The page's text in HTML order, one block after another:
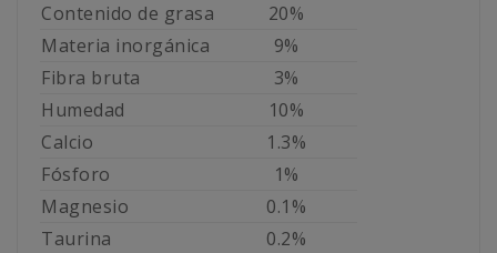
Contenido de grasa
20%
Materia inorgánica
9%
Fibra bruta
3%
Humedad
10%
Calcio
1.3%
Fósforo
1%
Magnesio
0.1%
Taurina
0.2%